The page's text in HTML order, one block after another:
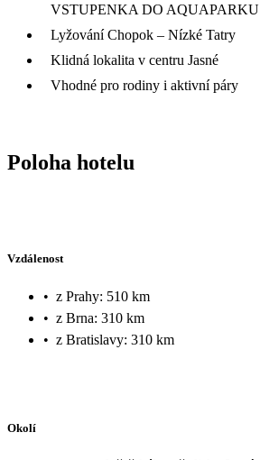
VSTUPENKA DO AQUAPARKU
Lyžování Chopok – Nízké Tatry
Klidná lokalita v centru Jasné
Vhodné pro rodiny i aktivní páry
Poloha hotelu
Vzdálenost
• z Prahy: 510 km
• z Brna: 310 km
• z Bratislavy: 310 km
Okolí